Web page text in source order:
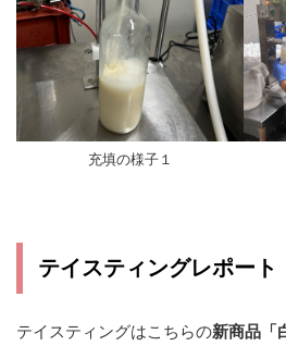
充填の様子１
テイスティングレポート
テイスティングはこちらの新商品「